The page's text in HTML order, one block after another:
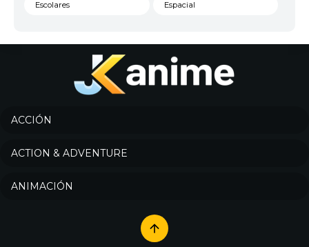
Escolares Espacial
Historico
Josei
Música
Romance
ACCIÓN
ACTION & ADVENTURE
ANIMACIÓN